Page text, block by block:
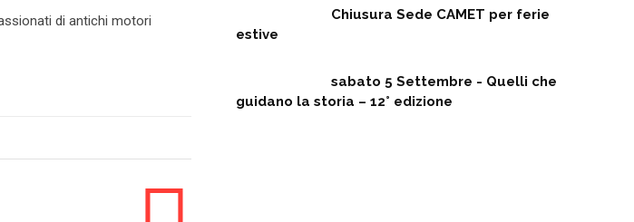
di antichi motori
Chiusura Sede CAMET per ferie
estive
sabato 5 Settembre - Quelli che
guidano la storia – 12° edizione